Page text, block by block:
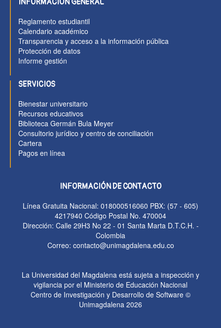
INFORMACIÓN GENERAL
Reglamento estudiantil
Calendario académico
Transparencia y acceso a la información pública
Protección de datos
Informe gestión
SERVICIOS
Bienestar universitario
Recursos educativos
Biblioteca Germán Bula Meyer
Consultorio jurídico y centro de conciliación
Cartera
Pagos en línea
INFORMACIÓN DE CONTACTO
Línea Gratuita Nacional: 018000516060 PBX: (57 - 605)
4217940 Código Postal No. 470004
Dirección: Calle 29H3 No 22 - 01 Santa Marta D.T.C.H. -
Colombia
Correo: contacto@unimagdalena.edu.co
La Universidad del Magdalena está sujeta a inspección y
vigilancia por el Ministerio de Educación Nacional
Centro de Investigación y Desarrollo de Software ©
Unimagdalena 2026